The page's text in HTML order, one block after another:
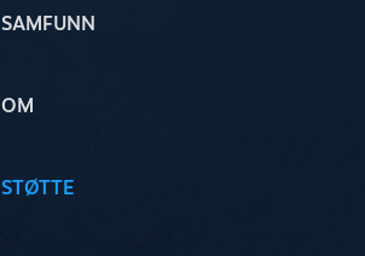
SAMFUNN
OM
STØTTE